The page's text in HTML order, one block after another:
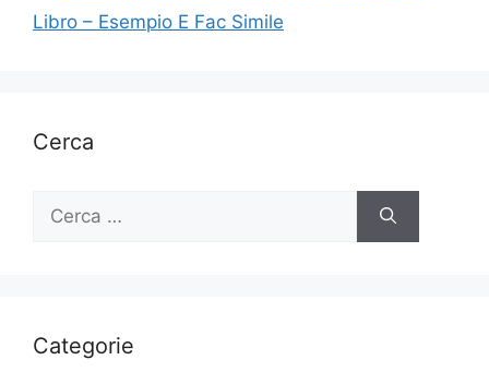
Libro – Esempio E Fac Simile
Cerca
Ricerca
Categorie